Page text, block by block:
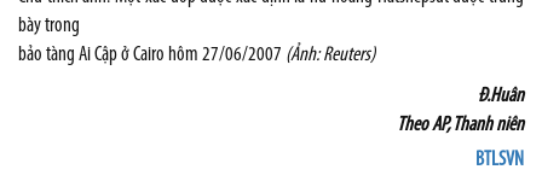
bày trong
bảo tàng Ai Cập ởCairo hôm 27/06/2007 (Ảnh: Reuters)
Đ.Huân
Theo AP, Thanh niên
BTLSVN